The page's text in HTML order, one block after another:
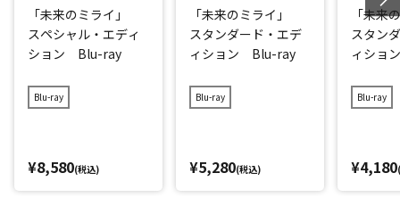
「未来のミライ」
スペシャル・エディ
ション Blu-ray
Blu-ray
¥8,580(税込)
「未来のミライ」
スタンダード・エデ
ィション Blu-ray
Blu-ray
¥5,280(税込)
「未
スタン
ィショ
Blu-ray
¥4,180